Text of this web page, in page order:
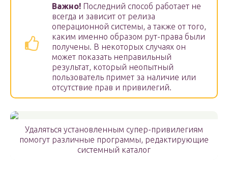
Важно! Последний способ работает не
всегда и зависит от релиза
операционной системы, а также от того,
каким именно образом рут-права были
получены. В некоторых случаях он
может показать неправильный
результат, который неопытный
пользователь примет за наличие или
отсутствие прав и привилегий.
Удаляться установленным супер-привилегиям
помогут различные программы, редактирующие
системный каталог